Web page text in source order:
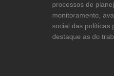
processos de
monitoramento,
social das políticas
destaque as do